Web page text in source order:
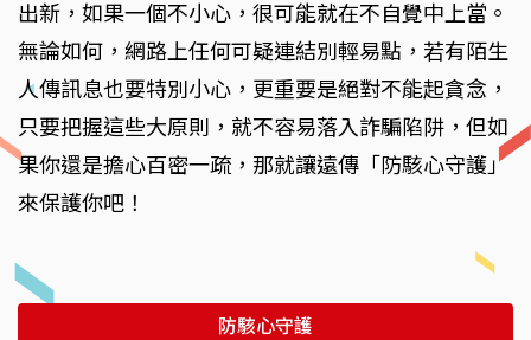
出新，如果一個不小心，很可能就在不自覺中上當。
無論如何，網路上任何可疑連結別輕易點，若有陌生
人傳訊息也要特別小心，更重要是絕對不能起貪念，
只要把握這些大原則，就不容易落入詐騙陷阱，但如
果你還是擔心百密一疏，那就讓遠傳「防駭心守護」
來保護你吧！
防駭心守護